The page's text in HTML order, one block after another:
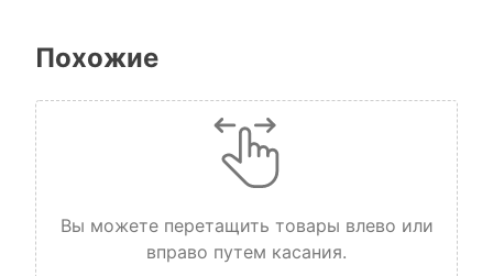
Похожие
Вы можете перетащить товары влево или
вправо путем касания.